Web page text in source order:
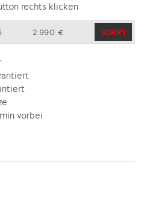
rechts klicken
2.990 € SORRY
vorbei